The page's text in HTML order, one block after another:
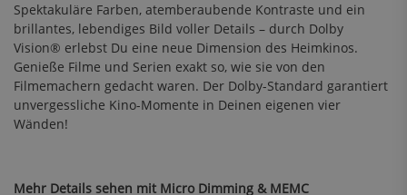
Spektakuläre Farben, atemberaubende Kontraste und ein
brillantes, lebendiges Bild voller Details – durch Dolby
Vision® erlebst Du eine neue Dimension des Heimkinos.
Genieße Filme und Serien exakt so, wie sie von den
Filmemachern gedacht waren. Der Dolby-Standard garantiert
unvergessliche Kino-Momente in Deinen eigenen vier
Wänden!
Mehr Details sehen mit Micro Dimming & MEMC